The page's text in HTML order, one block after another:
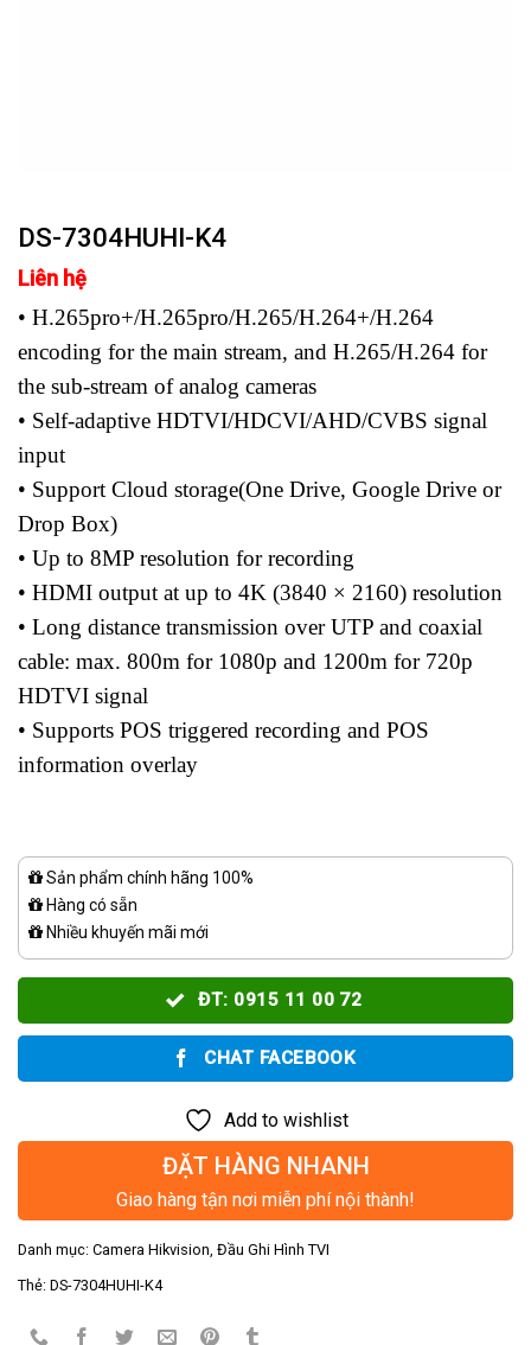
DS-7304HUHI-K4
Liên hệ
• H.265pro+/H.265pro/H.265/H.264+/H.264
encoding for the main stream, and H.265/H.264 for
the sub-stream of analog cameras
• Self-adaptive HDTVI/HDCVI/AHD/CVBS signal
input
• Support Cloud storage(One Drive, Google Drive or
Drop Box)
• Up to 8MP resolution for recording
• HDMI output at up to 4K (3840 × 2160) resolution
• Long distance transmission over UTP and coaxial
cable: max. 800m for 1080p and 1200m for 720p
HDTVI signal
• Supports POS triggered recording and POS
information overlay
Sản phẩm chính hãng 100%
Hàng có sẵn
Nhiều khuyến mãi mới
ĐT: 0915 11 00 72
CHAT FACEBOOK
Add to wishlist
ĐẶT HÀNG NHANH
Giao hàng tận nơi miễn phí nội thành!
Danh mục: Camera Hikvision, Đầu Ghi Hình TVI
Thẻ: DS-7304HUHI-K4